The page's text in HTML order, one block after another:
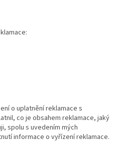
o uplatnění reklamace s
co je obsahem reklamace, jaký
spolu s uvedením mých
informace o vyřízení reklamace.